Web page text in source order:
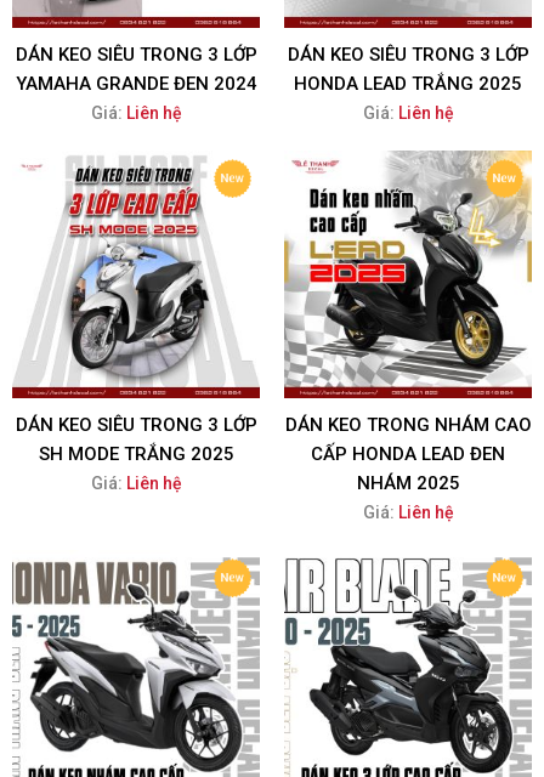
DÁN KEO SIÊU TRONG 3 LỚP
YAMAHA GRANDE ĐEN 2024
Giá: Liên hệ
DÁN KEO SIÊU TRONG 3 LỚP
HONDA LEAD TRẮNG 2025
Giá: Liên hệ
DÁN KEO SIÊU TRONG 3 LỚP
SH MODE TRẮNG 2025
Giá: Liên hệ
DÁN KEO TRONG NHÁM CAO
CẤP HONDA LEAD ĐEN
NHÁM 2025
Giá: Liên hệ